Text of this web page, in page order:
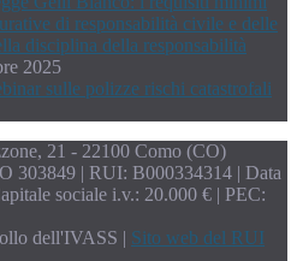
di responsabilità civile e delle
disciplina della responsabilità
2025
sulle polizze rischi catastrofali
21 - 22100 Como (CO)
303849 | RUI: B000334314 | Data
sociale i.v.: 20.000 € | PEC:
dell'IVASS | Sito web del RUI